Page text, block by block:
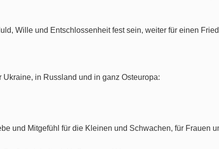
Wille und Entschlossenheit fest sein, weiter für einen
in Russland und in ganz Osteuropa:
und Mitgefühl für die Kleinen und Schwachen, für Frauen